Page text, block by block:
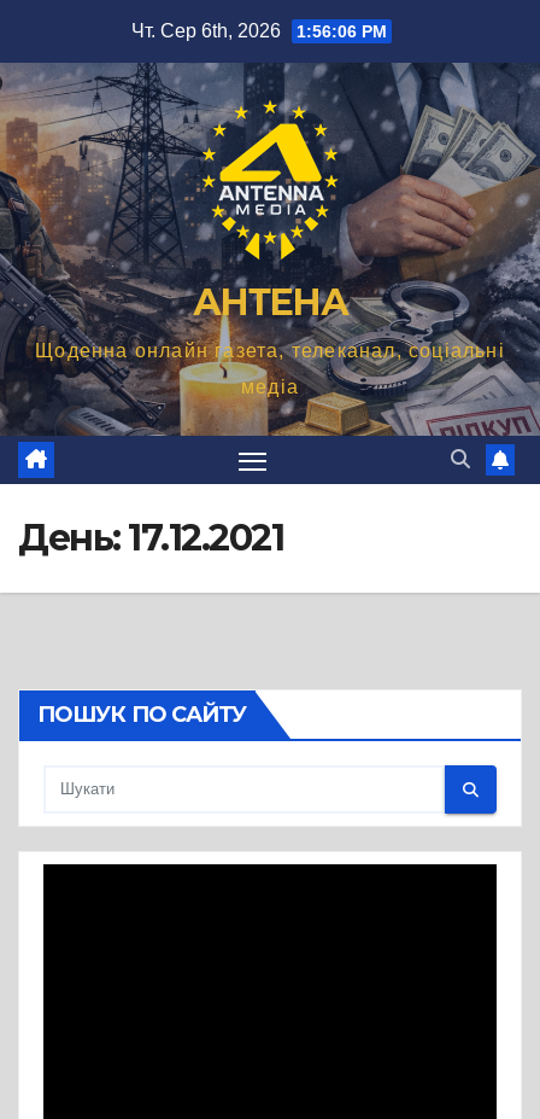
вмісту
Чт. Сер 6th, 2026 1:56:08 PM
АНТЕНА
Щоденна онлайн газета, телеканал, соціальні
медіа
День:17.12.2021
ПОШУК ПО САЙТУ